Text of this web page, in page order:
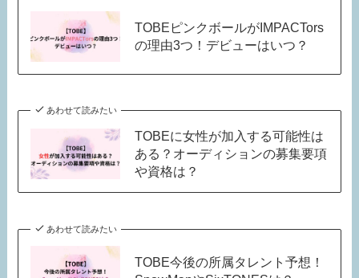
TOBEピンクボールがIMPACTors
の理由3つ！デビューはいつ？
あわせて読みたい
TOBEに女性が加入する可能性は
ある？オーディションの募集要項
や資格は？
あわせて読みたい
TOBE今後の所属タレント予想！